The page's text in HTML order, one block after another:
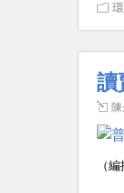
讀
（